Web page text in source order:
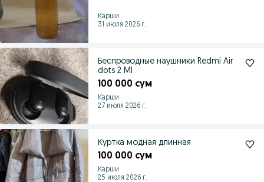
Карши
31 июля 2026 г.
Беспроводные наушники Redmi Air
dots 2 MI
100 000 сум
Карши
27 июля 2026 г.
Куртка модная длинная
100 000 сум
Карши
25 июля 2026 г.